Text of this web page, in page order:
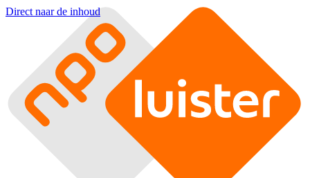
Direct naar de inhoud